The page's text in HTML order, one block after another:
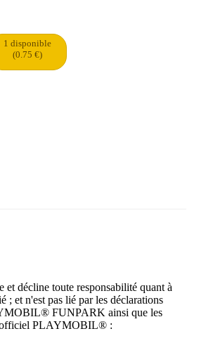
1 disponible
(0.75 €)
décline toute responsabilité quant à
; et n'est pas lié par les déclarations
FUNPARK ainsi que les
officiel PLAYMOBIL® :